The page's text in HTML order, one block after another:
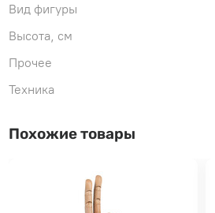
Вид фигуры
Высота, см
Прочее
Техника
Похожие товары